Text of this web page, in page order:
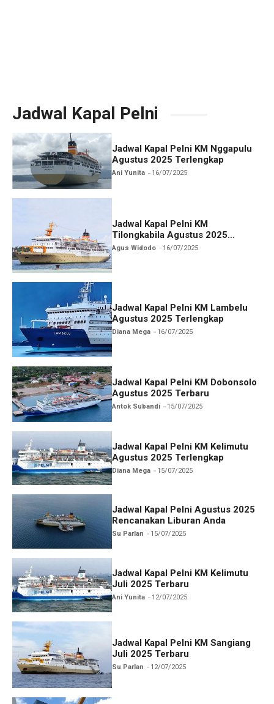
Jadwal Kapal Pelni
Jadwal Kapal Pelni KM Nggapulu
Agustus 2025 Terlengkap
Ani Yunita 16/07/2025
Jadwal Kapal Pelni KM
Tilongkabila Agustus 2025
Terbaru
Agus Widodo 16/07/2025
Jadwal Kapal Pelni KM Lambelu
Agustus 2025 Terlengkap
Diana Mega 16/07/2025
Jadwal Kapal Pelni KM Dobonsolo
Agustus 2025 Terbaru
Antok Subandi 15/07/2025
Jadwal Kapal Pelni KM Kelimutu
Agustus 2025 Terlengkap
Diana Mega 15/07/2025
Jadwal Kapal Pelni Agustus 2025
Rencanakan Liburan Anda
Su Parlan 15/07/2025
Jadwal Kapal Pelni KM Kelimutu
Juli 2025 Terbaru
Ani Yunita 12/07/2025
Jadwal Kapal Pelni KM Sangiang
Juli 2025 Terbaru
Su Parlan 12/07/2025